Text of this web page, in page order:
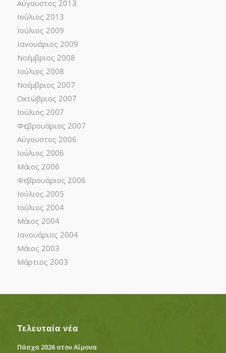
Αύγουστος 2013
Ιούλιος 2013
Ιούλιος 2009
Ιανουάριος 2009
Νοέμβριος 2008
Ιούλιος 2008
Νοέμβριος 2007
Οκτώβριος 2007
Ιούλιος 2007
Φεβρουάριος 2007
Αύγουστος 2006
Ιούλιος 2006
Μάιος 2006
Φεβρουάριος 2006
Ιούλιος 2005
Ιούλιος 2004
Μάιος 2004
Ιανουάριος 2004
Μάιος 2003
Μάρτιος 2003
Τελευταία νέα
Πάσχα 2026 στον Αΐμονα